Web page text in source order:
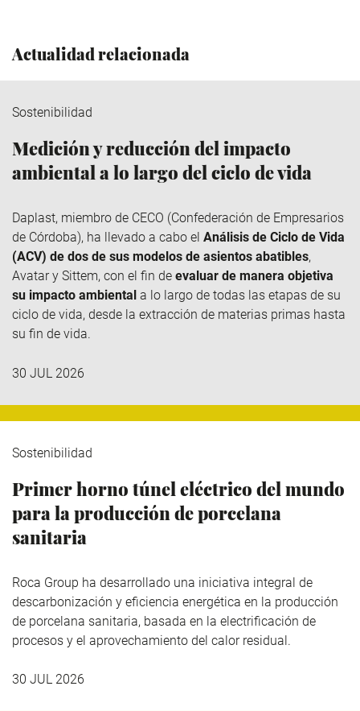
Actualidad relacionada
Sostenibilidad
Medición y reducción del impacto
ambiental a lo largo del ciclo de vida
Daplast, miembro de CECO (Confederación de Empresarios
de Córdoba), ha llevado a cabo el Análisis de Ciclo de Vida
(ACV) de dos de sus modelos de asientos abatibles,
Avatar y Sittem, con el fin de evaluar de manera objetiva
su impacto ambiental a lo largo de todas las etapas de su
ciclo de vida, desde la extracción de materias primas hasta
su fin de vida.
30 JUL 2026
Sostenibilidad
Primer horno túnel eléctrico del mundo
para la producción de porcelana
sanitaria
Roca Group ha desarrollado una iniciativa integral de
descarbonización y eficiencia energética en la producción
de porcelana sanitaria, basada en la electrificación de
procesos y el aprovechamiento del calor residual.
30 JUL 2026